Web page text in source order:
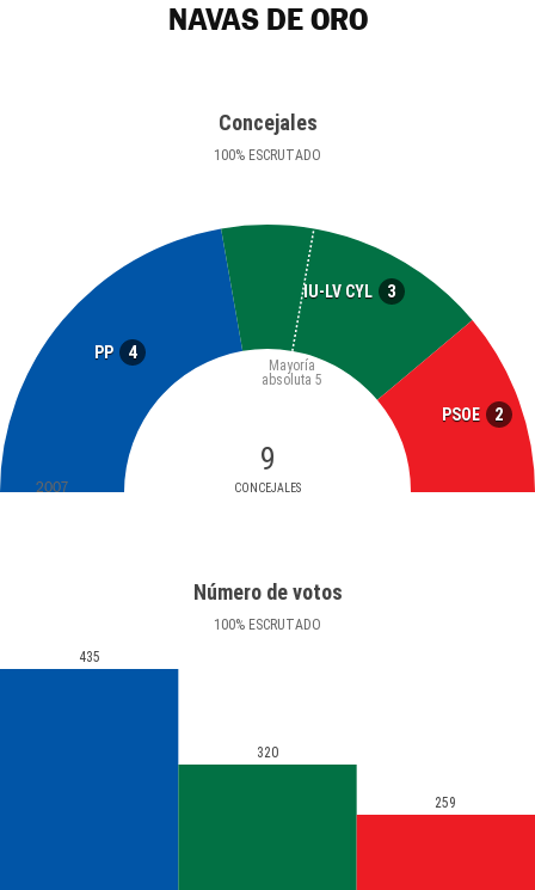
NAVAS DE ORO
Concejales
100% ESCRUTADO
PP 4
IU-LV CYL 3
PSOE 2
9
CONCEJALES
Mayoría
absoluta 5
2007
Número de votos
100% ESCRUTADO
435
320
259